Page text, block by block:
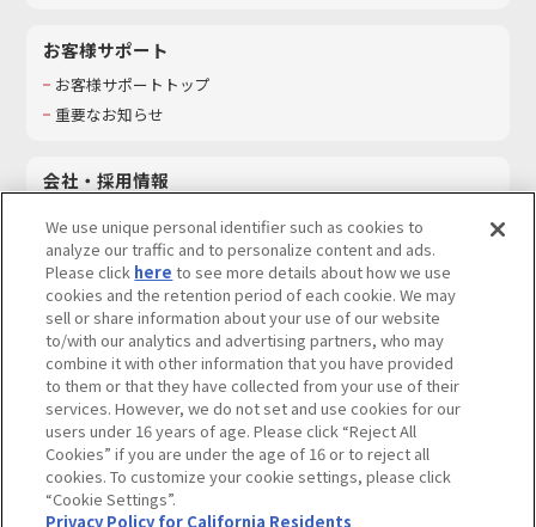
お客様サポート
お客様サポートトップ
重要なお知らせ
会社・採用情報
採用情報
サステナビリティ
お問い合わせ
ウェブサイトご利用条件 ソーシャルメディアポリシー
個人情報及び特定個人情報等の取り扱いに関する保護方針
Do Not Sell or Share My Personal Information著作権・商標について
カスタマーハラスメントに対する基本的な対応方針
We use unique personal identifier such as cookies to
analyze our traffic and to personalize content and ads.
Please click here to see more details about how we use
cookies and the retention period of each cookie. We may
sell or share information about your use of our website
to/with our analytics and advertising partners, who may
combine it with other information that you have provided
to them or that they have collected from your use of their
services. However, we do not set and use cookies for our
users under 16 years of age. Please click “Reject All
Cookies” if you are under the age of 16 or to reject all
cookies. To customize your cookie settings, please click
“Cookie Settings”.
Privacy Policy for California Residents